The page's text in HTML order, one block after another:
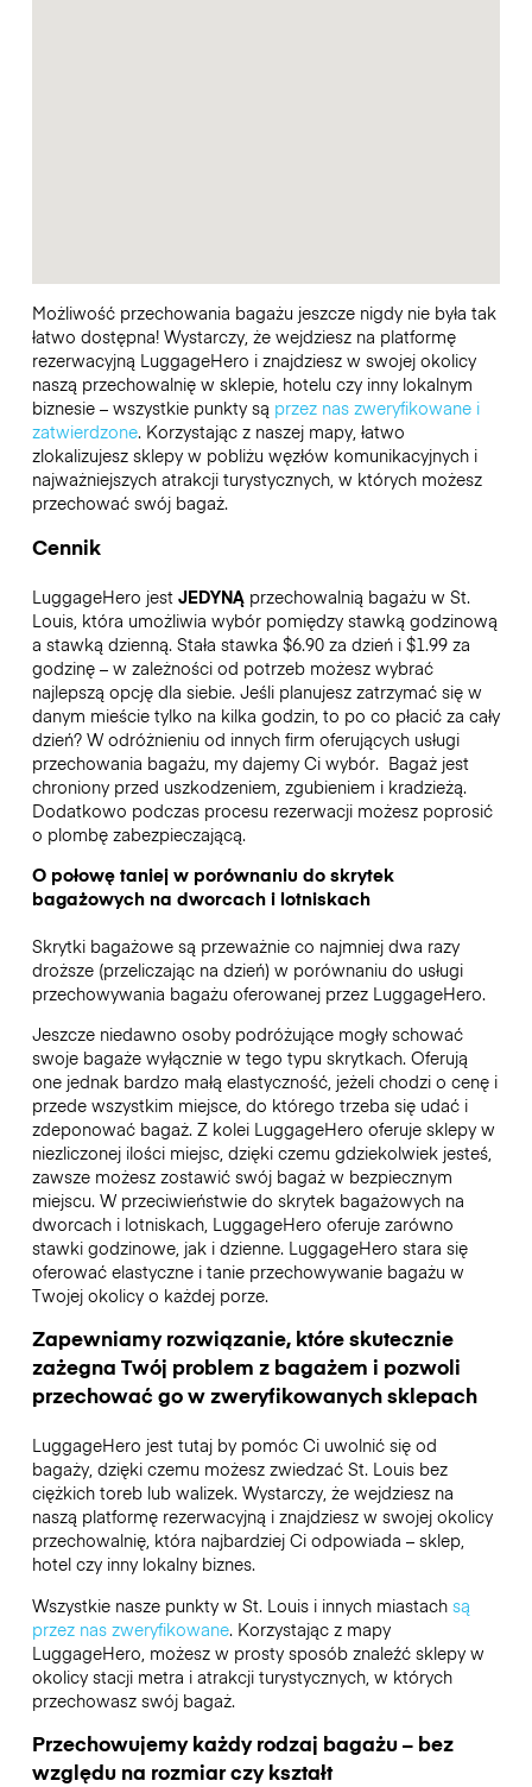
Możliwość przechowania bagażu jeszcze nigdy nie była tak
łatwo dostępna! Wystarczy, że wejdziesz na platformę
rezerwacyjną LuggageHero i znajdziesz w swojej okolicy
naszą przechowalnię w sklepie, hotelu czy inny lokalnym
biznesie – wszystkie punkty są przez nas zweryfikowane i
zatwierdzone. Korzystając z naszej mapy, łatwo
zlokalizujesz sklepy w pobliżu węzłów komunikacyjnych i
najważniejszych atrakcji turystycznych, w których możesz
przechować swój bagaż.
Cennik
LuggageHero jest JEDYNĄprzechowalnią bagażu w St.
Louis, która umożliwia wybór pomiędzy stawką godzinową
a stawką dzienną. Stała stawka $6.90 za dzień i $1.99 za
godzinę – w zależności od potrzeb możesz wybrać
najlepszą opcję dla siebie. Jeśli planujesz zatrzymać się w
danym mieście tylko na kilka godzin, to po co płacić za cały
dzień? W odróżnieniu od innych firm oferujących usługi
przechowania bagażu, my dajemy Ci wybór. Bagaż jest
chroniony przed uszkodzeniem, zgubieniem i kradzieżą.
Dodatkowo podczas procesu rezerwacji możesz poprosić
o plombę zabezpieczającą.
O połowę taniej w porównaniu do skrytek
bagażowych na dworcach i lotniskach
Skrytki bagażowe są przeważnie co najmniej dwa razy
droższe (przeliczając na dzień) w porównaniu do usługi
przechowywania bagażu oferowanej przez LuggageHero.
Jeszcze niedawno osoby podróżujące mogły schować
swoje bagaże wyłącznie w tego typu skrytkach. Oferują
one jednak bardzo małą elastyczność, jeżeli chodzi o cenę i
przede wszystkim miejsce, do którego trzeba się udać i
zdeponować bagaż. Z kolei LuggageHero oferuje sklepy w
niezliczonej ilości miejsc, dzięki czemu gdziekolwiek jesteś,
zawsze możesz zostawić swój bagaż w bezpiecznym
miejscu. W przeciwieństwie do skrytek bagażowych na
dworcach i lotniskach, LuggageHero oferuje zarówno
stawki godzinowe, jak i dzienne. LuggageHero stara się
oferować elastyczne i tanie przechowywanie bagażu w
Twojej okolicy o każdej porze.
Zapewniamy rozwiązanie, które skutecznie
zażegna Twój problem z bagażem i pozwoli
przechować go w zweryfikowanych sklepach
LuggageHero jest tutaj by pomóc Ci uwolnić się od
bagaży, dzięki czemu możesz zwiedzać St. Louis bez
ciężkich toreb lub walizek. Wystarczy, że wejdziesz na
naszą platformę rezerwacyjną i znajdziesz w swojej okolicy
przechowalnię, która najbardziej Ci odpowiada – sklep,
hotel czy inny lokalny biznes.
Wszystkie nasze punkty w St. Louis i innych miastach są
przez nas zweryfikowane. Korzystając z mapy
LuggageHero, możesz w prosty sposób znaleźć sklepy w
okolicy stacji metra i atrakcji turystycznych, w których
przechowasz swój bagaż.
Przechowujemy każdy rodzaj bagażu – bez
względu na rozmiar czy kształt